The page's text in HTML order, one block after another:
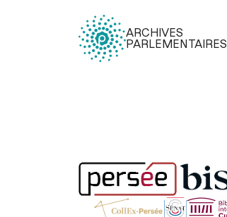
ARCHIVES
PARLEMENTAIRES